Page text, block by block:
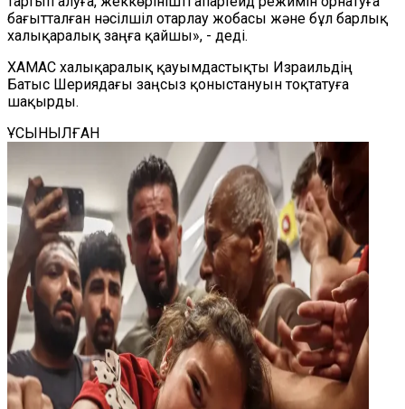
бағытталған нәсілшіл отарлау жобасы және бұл барлық
халықаралық заңға қайшы», - деді.
ХАМАС халықаралық қауымдастықты Израильдің
Батыс Шериядағы заңсыз қоныстануын тоқтатуға
шақырды.
ҰСЫНЫЛҒАН